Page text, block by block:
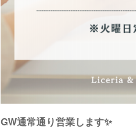
GW通常通り営業します✨